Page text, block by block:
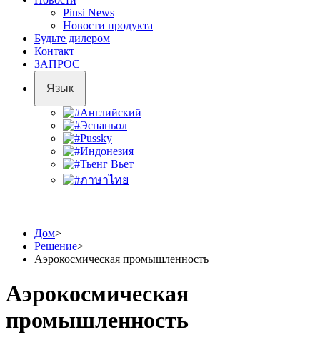
Pinsi News
Новости продукта
Будьте дилером
Контакт
ЗАПРОС
Язык
Английский
Эспаньол
Pussky
Индонезия
Тьенг Вьет
ภาษาไทย
Дом>
Решение>
Аэрокосмическая промышленность
Аэрокосмическая
промышленность